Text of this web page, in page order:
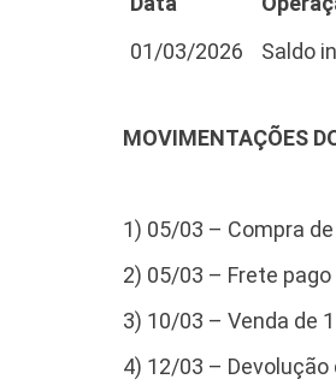
01/03/2026
Saldo
MOVIMENTAÇÕES
1) 05/03 – Compra
2) 05/03 – Frete
3) 10/03 – Venda de
4) 12/03 –